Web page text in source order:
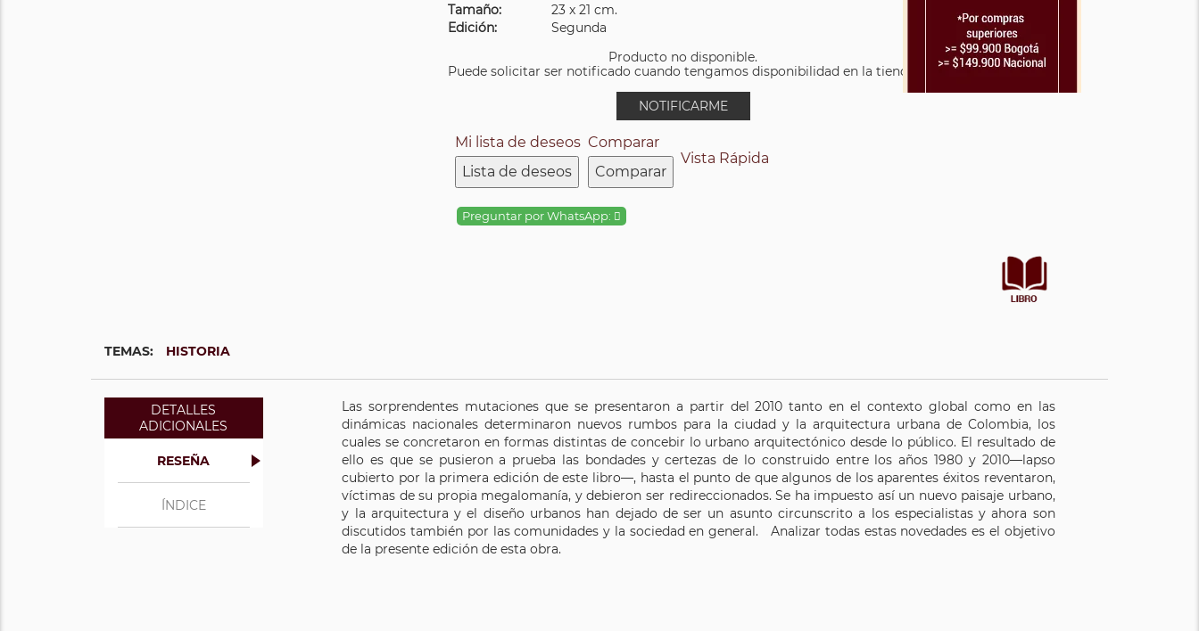
Tamaño:
23 x 21 cm.
Edición:
Segunda
Producto no disponible.
Puede solicitar ser notificado cuando tengamos disponibilidad en la tienda.
NOTIFICARME
Mi lista de deseos
Lista de deseos
Comparar
Comparar
Vista Rápida
Preguntar por WhatsApp:
TEMAS: HISTORIA
DETALLES
ADICIONALES
RESEÑA
ÍNDICE
Las sorprendentes mutaciones que se presentaron a partir del 2010 tanto en el contexto global como en las
dinámicas nacionales determinaron nuevos rumbos para la ciudad y la arquitectura urbana de Colombia, los
cuales se concretaron en formas distintas de concebir lo urbano arquitectónico desde lo público. El resultado de
ello es que se pusieron a prueba las bondades y certezas de lo construido entre los años 1980 y 2010—lapso
cubierto por la primera edición de este libro—, hasta el punto de que algunos de los aparentes éxitos reventaron,
víctimas de su propia megalomanía, y debieron ser redireccionados. Se ha impuesto así un nuevo paisaje urbano,
y la arquitectura y el diseño urbanos han dejado de ser un asunto circunscrito a los especialistas y ahora son
discutidos también por las comunidades y la sociedad en general. Analizar todas estas novedades es el objetivo
de la presente edición de esta obra.